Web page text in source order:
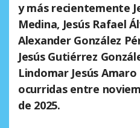
y más recientemente
Medina, Jesús Rafael
Alexander González
Jesús Gutiérrez
Lindomar Jesús
ocurridas entre
de 2025.